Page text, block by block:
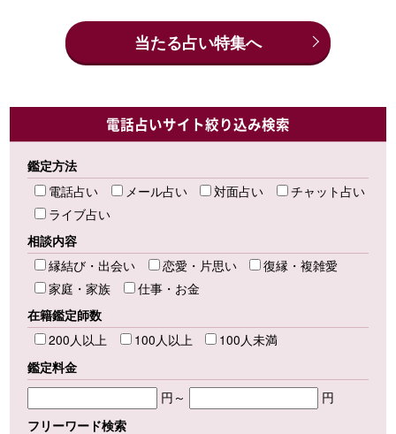
当たる占い特集へ
電話占いサイト絞り込み検索
鑑定方法
電話占い
メール占い 対面占い
チャット占い
ライブ占い
相談内容
縁結び・出会い
恋愛・片思い
復縁・複雑愛
家庭・家族
仕事・お金
在籍鑑定師数
200人以上
100人以上
100人未満
鑑定料金
円～
円
フリーワード検索